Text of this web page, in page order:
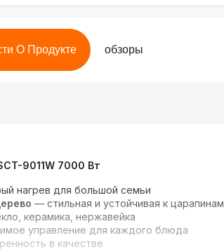
О Продукте обзоры
9011W 7000 Вт
нагрев для большой семьи
— стильная и устойчивая к царапинам
керамика, нержавейка
управление для каждого блюда
в качестве